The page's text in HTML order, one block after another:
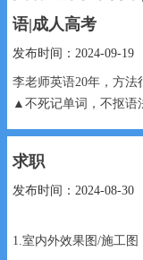
语|成人高考
发布时间：2024-09-19
李老师英语20年，方法
▲不死记单词，不抠语
一：以西方...
求职
发布时间：2024-08-30
1.室内外效果图/施工图